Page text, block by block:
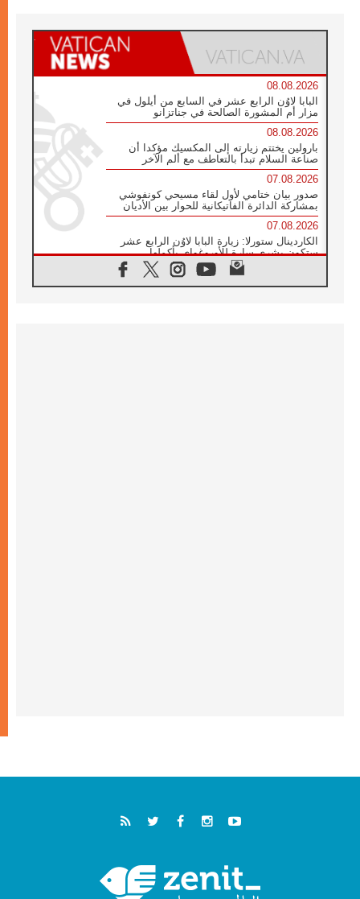
08.08.2026
البابا لاوُن الرابع عشر في السابع من أيلول في
مزار أم المشورة الصالحة في جناتزانو
08.08.2026
بارولين يختتم زيارته إلى المكسيك مؤكدا أن
صناعة السلام تبدأ بالتعاطف مع ألم الآخر
07.08.2026
صدور بيان ختامي لأول لقاء مسيحي كونفوشي
بمشاركة الدائرة الفاتيكانية للحوار بين الأديان
07.08.2026
الكاردينال ستورلا: زيارة البابا لاوُن الرابع عشر
ستكون بشرى سارة للأوروغواي بأكملها
الفاتيكان يعلن برنامج الزيارة الرسولية للبابا لاوُن